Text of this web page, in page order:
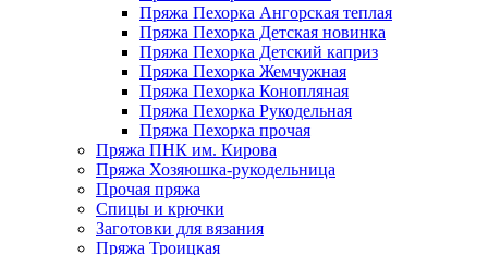
Пряжа Пехорка Ангорская теплая
Пряжа Пехорка Детская новинка
Пряжа Пехорка Детский каприз
Пряжа Пехорка Жемчужная
Пряжа Пехорка Конопляная
Пряжа Пехорка Рукодельная
Пряжа Пехорка прочая
Пряжа ПНК им. Кирова
Пряжа Хозяюшка-рукодельница
Прочая пряжа
Спицы и крючки
Заготовки для вязания
Пряжа Троицкая